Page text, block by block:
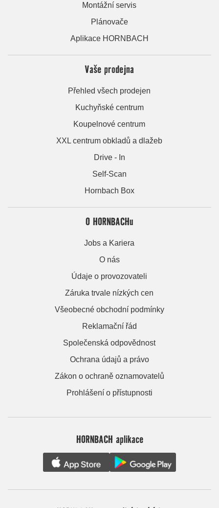
Montážní servis
Plánovače
Aplikace HORNBACH
Vaše prodejna
Přehled všech prodejen
Kuchyňské centrum
Koupelnové centrum
XXL centrum obkladů a dlažeb
Drive - In
Self-Scan
Hornbach Box
O HORNBACHu
Jobs a Kariera
O nás
Údaje o provozovateli
Záruka trvale nízkých cen
Všeobecné obchodní podmínky
Reklamační řád
Společenská odpovědnost
Ochrana údajů a právo
Zákon o ochraně oznamovatelů
Prohlášení o přístupnosti
HORNBACH aplikace